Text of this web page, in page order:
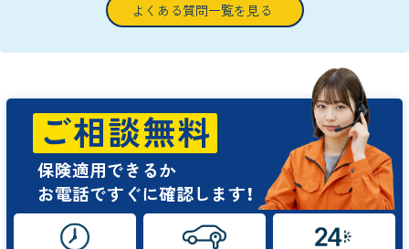
よくある質問一覧を見る
ご相談無料
保険適用できるか
お電話ですぐに確認します！